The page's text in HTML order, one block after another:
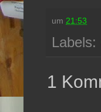
um 21:53
Labels:
1